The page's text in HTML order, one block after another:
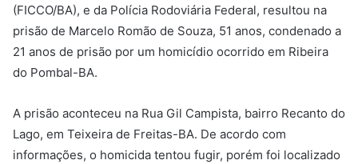
(FICCO/BA), e da Polícia Rodoviária Federal, resultou na
prisão de Marcelo Romão de Souza, 51 anos, condenado a
21 anos de prisão por um homicídio ocorrido em Ribeira
do Pombal-BA.
A prisão aconteceu na Rua Gil Campista, bairro Recanto do
Lago, em Teixeira de Freitas-BA. De acordo com
informações, o homicida tentou fugir, porém foi localizado